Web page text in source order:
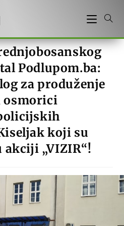
Podlupom.ba:
za produženje
osmorici
koji su
akciji „VIZIR“!